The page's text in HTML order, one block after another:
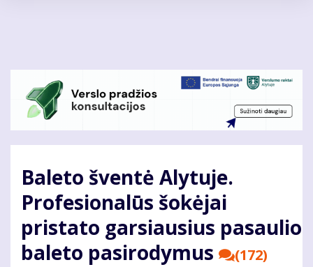
Baleto šventė Alytuje.
Profesionalūs šokėjai
pristato garsiausius pasaulio
baleto pasirodymus
(172)